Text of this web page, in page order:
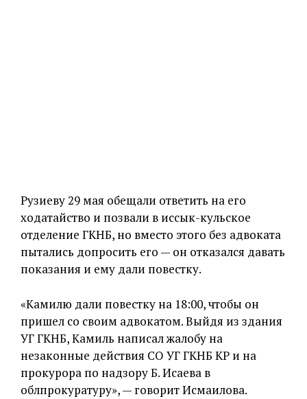
Рузиеву 29 мая обещали ответить на его
ходатайство и позвали в иссык-кульское
отделение ГКНБ, но вместо этого без адвоката
пытались допросить его — он отказался давать
показания и ему дали повестку.
«Камилю дали повестку на 18:00, чтобы он
пришел со своим адвокатом. Выйдя из здания
УГ ГКНБ, Камиль написал жалобу на
незаконные действия СО УГ ГКНБ КР и на
прокурора по надзору Б. Исаева в
облпрокуратуру», — говорит Исмаилова.